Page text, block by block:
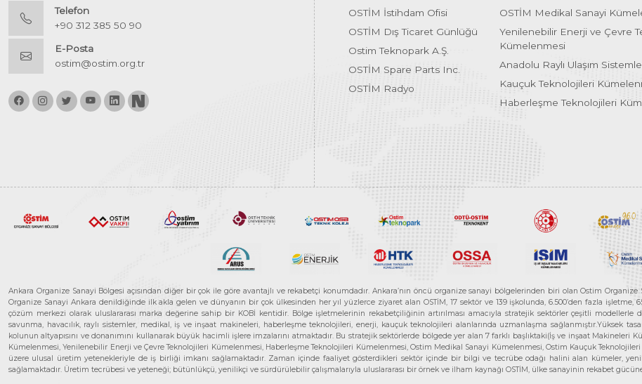
Telefon
+90 312 385 50 90
E-Posta
ostim@ostim.org.tr
OSTİM İstihdam Ofisi
OSTİM Dış Ticaret Günlüğü
Ostim Teknopark A.Ş.
OSTİM Spare Parts Inc.
OSTİM Radyo
OSTİM Medikal Sanayi
Yenilenebilir Enerji ve Çevre
Kümelenmesi
Anadolu Raylı Ulaşım
Kauçuk Teknolojileri
Haberleşme Teknolojileri
Ankara Organize Sanayi Bölgesi açısından diğer bir çok ile göre avantajlı ve rekabetçi konumdadır. Ankara’nın öncü organize sanayi bölgelerinden biri olan Ostim Organize
Organize Sanayi Ankara denildiğinde ilk akla gelen ve dünyanın bir çok ülkesinden her yıl yüzlerce ziyaret alan OSTİM, 17 sektör ve 139 işkolunda, 6.500’den fazla işletme,
çözüm merkezi olarak uluslararası marka değerine sahip bir KOBİ kentidir. Bölge işletmelerinin rekabetçiliğinin artırılması amacıyla stratejik sektörler çeşitli
savunma, havacılık, raylı sistemler, medikal, iş ve inşaat makineleri, haberleşme teknolojileri, enerji, kauçuk teknolojileri alanlarında uzmanlaşma sağlanmıştır.Yüksek
kolunun altyapısını ve donanımını kullanarak büyük hacimli işlere imzalarını atmaktadır. Bu stratejik sektörlerde bölgede yer alan 7 farklı başlıktaki(İş ve inşaat Makineleri
Kümelenmesi, Yenilenebilir Enerji ve Çevre Teknolojileri Kümelenmesi, Haberleşme Teknolojileri Kümelenmesi, Ostim Medikal Sanayi Kümelenmesi, Ostim Kauçuk
üzere ulusal üretim yetenekleriyle de iş birliği imkanı sağlamaktadır. Zaman içinde faaliyet gösterdikleri sektör içinde bir bilgi ve tecrübe odağı halini alan kümeler,
sağlamaktadır. Üretim tecrübesi ve yeteneği; bütünlükçü, yenilikçi ve sürdürülebilir çalışmalarıyla uluslararası bir örnek ve ilham kaynağı OSTİM, ülke sanayinin rekabet